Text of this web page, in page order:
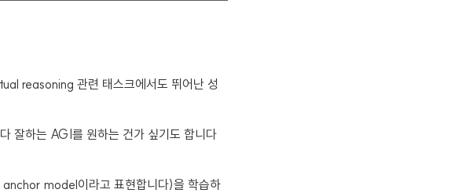
reasoning 관련 태스크에서도 뛰어난 성
잘하는 AGI를 원하는 건가 싶기도 합니다
anchor model이라고 표현합니다)을 학습하